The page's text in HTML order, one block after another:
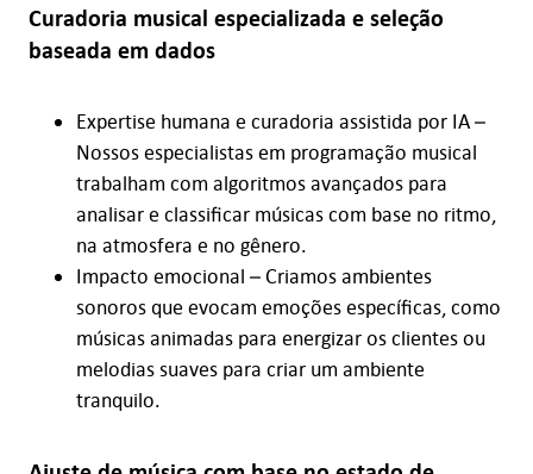
Curadoria musical especializada e seleção
baseada em dados
Expertise humana e curadoria assistida por IA –
Nossos especialistas em programação musical
trabalham com algoritmos avançados para
analisar e classificar músicas com base no ritmo,
na atmosfera e no gênero.
Impacto emocional – Criamos ambientes
sonoros que evocam emoções específicas, como
músicas animadas para energizar os clientes ou
melodias suaves para criar um ambiente
tranquilo.